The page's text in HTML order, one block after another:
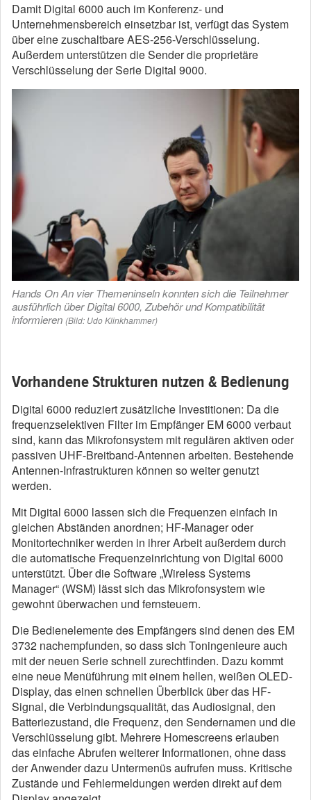
Damit Digital 6000 auch im Konferenz- und
Unternehmensbereich einsetzbar ist, verfügt das System
über eine zuschaltbare AES-256-Verschlüsselung.
Außerdem unterstützen die Sender die proprietäre
Verschlüsselung der Serie Digital 9000.
Hands On An vier Themeninseln konnten sich die Teilnehmer
ausführlich über Digital 6000, Zubehör und Kompatibilität
informieren (Bild: Udo Klinkhammer)
Vorhandene Strukturen nutzen & Bedienung
Digital 6000 reduziert zusätzliche Investitionen: Da die
frequenzselektiven Filter im Empfänger EM 6000 verbaut
sind, kann das Mikrofonsystem mit regulären aktiven oder
passiven UHF-Breitband-Antennen arbeiten. Bestehende
Antennen-Infrastrukturen können so weiter genutzt
werden.
Mit Digital 6000 lassen sich die Frequenzen einfach in
gleichen Abständen anordnen; HF-Manager oder
Monitortechniker werden in ihrer Arbeit außerdem durch
die automatische Frequenzeinrichtung von Digital 6000
unterstützt. Über die Software „Wireless Systems
Manager“ (WSM) lässt sich das Mikrofonsystem wie
gewohnt überwachen und fernsteuern.
Die Bedienelemente des Empfängers sind denen des EM
3732 nachempfunden, so dass sich Toningenieure auch
mit der neuen Serie schnell zurechtfinden. Dazu kommt
eine neue Menüführung mit einem hellen, weißen OLED-
Display, das einen schnellen Überblick über das HF-
Signal, die Verbindungsqualität, das Audiosignal, den
Batteriezustand, die Frequenz, den Sendernamen und die
Verschlüsselung gibt. Mehrere Homescreens erlauben
das einfache Abrufen weiterer Informationen, ohne dass
der Anwender dazu Untermenüs aufrufen muss. Kritische
Zustände und Fehlermeldungen werden direkt auf dem